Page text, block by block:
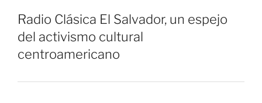
Radio Clásica El Salvador, un espejo
del activismo cultural
centroamericano